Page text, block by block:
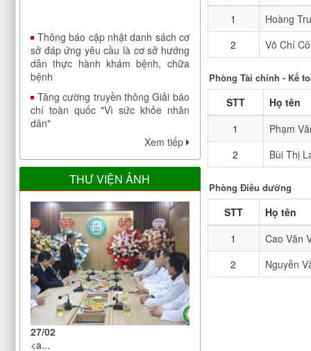
sở đáp ứng yêu cầu là cơ sở hướng
dẫn thực hành khám bệnh, chữa
bệnh
Tăng cường truyền thông Giải báo
chí toàn quốc "Vì sức khỏe nhân
dân"
Chỉ thị của Ban bí thư về việc tổ
chức Tết Nhâm Dần năm 2022
Công bố công khai đáp ứng yêu
cầu là cơ sở thực hành trong đào
tạo khối ngành sức khoẻ của Bệnh
năng Trung ương
V/v bảo đảm nhân lực y tế trong
phòng, chống dịch COVID-19
Thông báo cập nhật danh sách cơ
sở đáp ứng yêu cầu là cơ sở hướng
dẫn thực hành khám bệnh, chữa
bệnh
Tăng cường truyền thông Giải báo
chí toàn quốc "Vì sức khỏe nhân
Xem tiếp
THƯ VIỆN ẢNH
27/02
<a...
1
Hoàng
2
Võ Chí
Phòng Tài chính - Kế
STT Họ tên
1
Phạm
2
Bùi Thị
Phòng Điều dưỡng
STT Họ tên
1
Cao Văn
2
Nguyễn